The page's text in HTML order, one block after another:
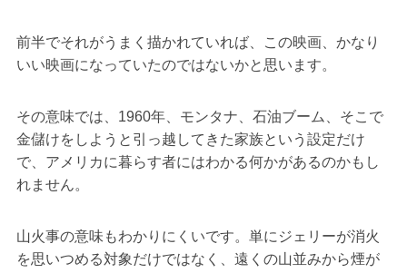
前半でそれがうまく描かれていれば、この映画、かなり
いい映画になっていたのではないかと思います。
その意味では、1960年、モンタナ、石油ブーム、そこで
金儲けをしようと引っ越してきた家族という設定だけ
で、アメリカに暮らす者にはわかる何かがあるのかもし
れません。
山火事の意味もわかりにくいです。単にジェリーが消火
を思いつめる対象だけではなく、遠くの山並みから煙が